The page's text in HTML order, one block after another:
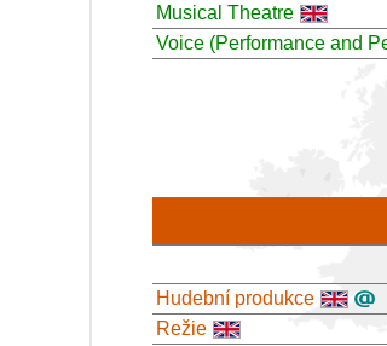
Musical Theatre
Voice (Performance and
Hudební produkce
Režie